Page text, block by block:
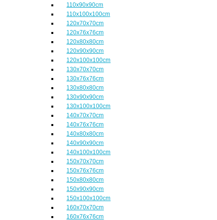
110x90x90cm
110x100x100cm
120x70x70cm
120x76x76cm
120x80x80cm
120x90x90cm
120x100x100cm
130x70x70cm
130x76x76cm
130x80x80cm
130x90x90cm
130x100x100cm
140x70x70cm
140x76x76cm
140x80x80cm
140x90x90cm
140x100x100cm
150x70x70cm
150x76x76cm
150x80x80cm
150x90x90cm
150x100x100cm
160x70x70cm
160x76x76cm